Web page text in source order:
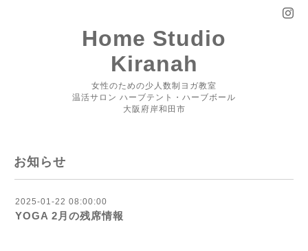
Home Studio
Kiranah
女性のための少人数制ヨガ教室
温活サロン ハーブテント・ハーブボール
大阪府岸和田市
お知らせ
2025-01-22 08:00:00
YOGA 2月の残席情報